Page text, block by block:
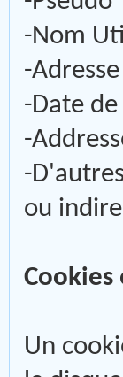
-Nom
-
-Date
-
-
ou
Cookies
Un